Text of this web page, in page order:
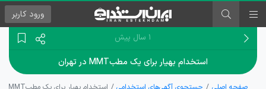
ورود کاربر
۱ سال پیش
استخدام بهیار برای یک مطبMMT در تهران